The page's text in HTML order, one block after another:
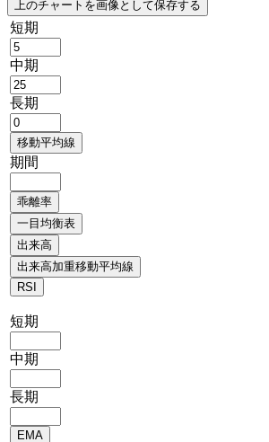
短期
中期
長期
期間
短期
中期
長期